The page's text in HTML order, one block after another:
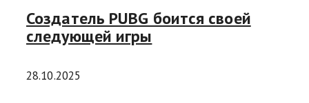
Создатель PUBG боится своей
следующей игры
28.10.2025